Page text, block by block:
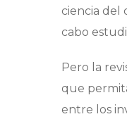
ciencia del
cabo
Pero la
que
entre los